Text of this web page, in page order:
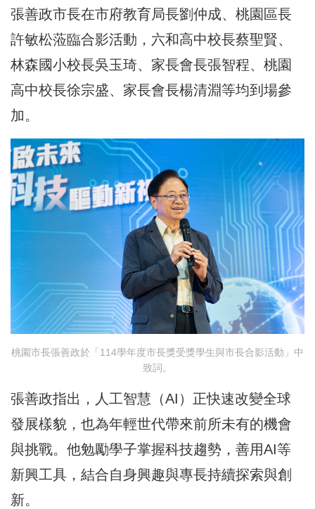
張善政市長在市府教育局長劉仲成、桃園區長
許敏松蒞臨合影活動，六和高中校長蔡聖賢、
林森國小校長吳玉琦、家長會長張智程、桃園
高中校長徐宗盛、家長會長楊清淵等均到場參
加。
桃園市長張善政於「114學年度市長獎受獎學生與市長合影活動」中
致詞。
張善政指出，人工智慧（AI）正快速改變全球
發展樣貌，也為年輕世代帶來前所未有的機會
與挑戰。他勉勵學子掌握科技趨勢，善用AI等
新興工具，結合自身興趣與專長持續探索與創
新。